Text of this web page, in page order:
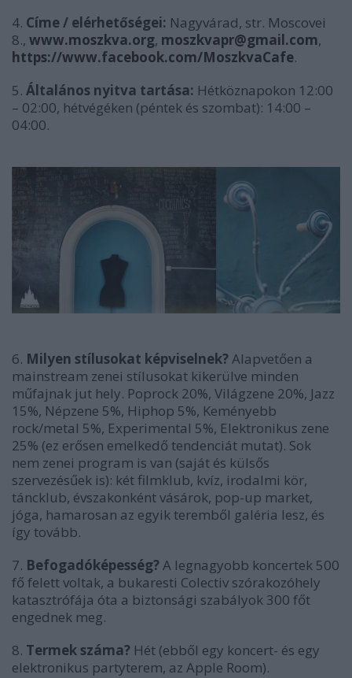
4. Címe / elérhetőségei: Nagyvárad, str. Moscovei
8., www.moszkva.org, moszkvapr@gmail.com,
https://www.facebook.com/MoszkvaCafe.
5. Általános nyitva tartása: Hétköznapokon 12:00
– 02:00, hétvégéken (péntek és szombat): 14:00 –
04:00.
6. Milyen stílusokat képviselnek?Alapvetően a
mainstream zenei stílusokat kikerülve minden
műfajnak jut hely. Poprock 20%, Világzene 20%, Jazz
15%, Népzene 5%, Hiphop 5%, Keményebb
rock/metal 5%, Experimental 5%, Elektronikus zene
25% (ez erősen emelkedő tendenciát mutat). Sok
nem zenei program is van (saját és külsős
szervezésűek is): két filmklub, kvíz, irodalmi kör,
táncklub, évszakonként vásárok, pop-up market,
jóga, hamarosan az egyik teremből galéria lesz, és
így tovább.
7. Befogadóképesség?A legnagyobb koncertek 500
fő felett voltak, a bukaresti Colectiv szórakozóhely
katasztrófája óta a biztonsági szabályok 300 főt
engednek meg.
8. Termek száma? Hét (ebből egy koncert- és egy
elektronikus partyterem, az Apple Room).